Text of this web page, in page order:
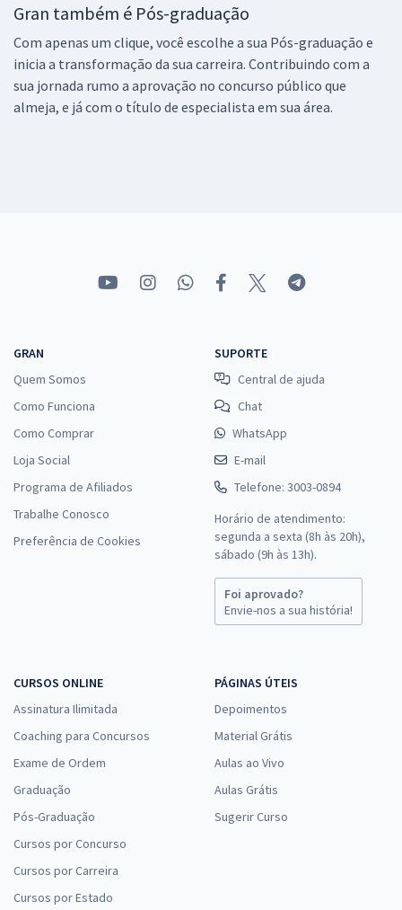
Gran também é Pós-graduação
Com apenas um clique, você escolhe a sua Pós-graduação e
inicia a transformação da sua carreira. Contribuindo com a
sua jornada rumo a aprovação no concurso público que
almeja, e já com o título de especialista em sua área.
GRAN
Quem Somos
Como Funciona
Como Comprar
Loja Social
Programa de Afiliados
Trabalhe Conosco
Preferência de Cookies
SUPORTE
Central de ajuda
Chat
WhatsApp
E-mail
Telefone: 3003-0894
Horário de atendimento:
segunda a sexta (8h às 20h),
sábado (9h às 13h).
Foi aprovado?
Envie-nos a sua história!
CURSOS ONLINE
Assinatura Ilimitada
Coaching para Concursos
Exame de Ordem
Graduação
Pós-Graduação
Cursos por Concurso
Cursos por Carreira
Cursos por Estado
PÁGINAS ÚTEIS
Depoimentos
Material Grátis
Aulas ao Vivo
Aulas Grátis
Sugerir Curso